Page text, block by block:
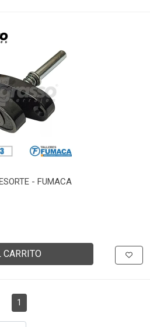
- FUMACA
CARRITO
1